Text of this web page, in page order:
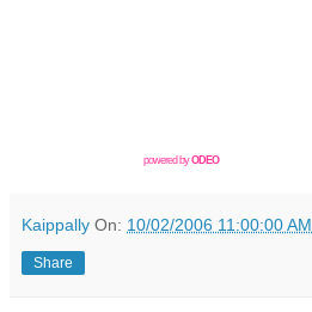
powered byODEO
Kaippally On: 10/02/2006 11:00:00 AM
Share